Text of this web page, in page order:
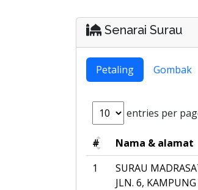
Senarai Surau
Petaling Gombak
entries per
# Nama & alamat
1
SURAU
JLN. 6,